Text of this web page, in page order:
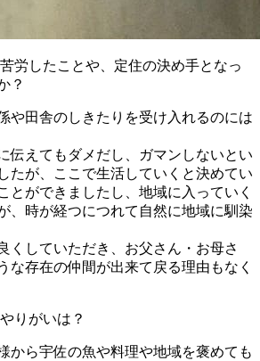
労したことや、定住の決め手となっ
？
や田舎のしきたりを受け入れるのには
伝えてもダメだし、ガマンしないとい
たが、ここで生活していくと決めてい
とができましたし、地域に入っていく
、時が経つにつれて自然に地域に馴染
くしていただき、お父さん・お母さ
な存在の仲間が出来て戻る理由もなく
りがいは？
から宇佐の魚や料理や地域を褒めても